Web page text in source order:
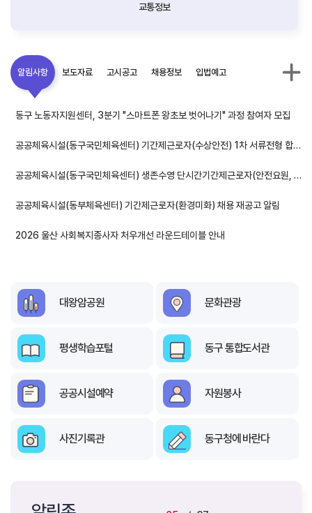
교통정보
알림사항
동구 노동자지원센터, 3분기 "스마트폰 왕초보 벗어나기" 과정 참여자 모집
공공체육시설(동구국민체육센터) 기간제근로자(수상안전) 1차 서류전형 합격자 및 면접전형 시행공고 알림
공공체육시설(동구국민체육센터) 생존수영 단시간기간제근로자(안전요원, 시설관리) 채용 재공고 알림
공공체육시설(동부체육센터) 기간제근로자(환경미화) 채용 재공고 알림
2026 울산 사회복지종사자 처우개선 라운드테이블 안내
보도자료 고시공고 채용정보 입법예고
대왕암공원 문화관광
평생학습포털 동구 통합도서관
공공시설예약 자원봉사
사진기록관 동구청에 바란다